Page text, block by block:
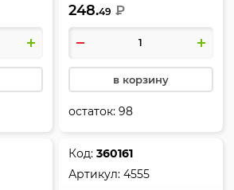
черный, Эко Классика,
Erich Krause, 28233
248.49 ₽
в корзину
остаток:98
Код:360161
Артикул:4555